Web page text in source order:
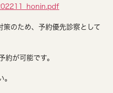
のため、予約優先診察として
が可能です。
。